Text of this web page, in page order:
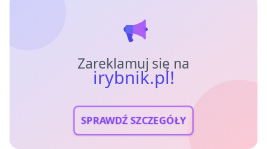
Zareklamuj się na
irybnik.pl!
SPRAWDŹ SZCZEGÓŁY